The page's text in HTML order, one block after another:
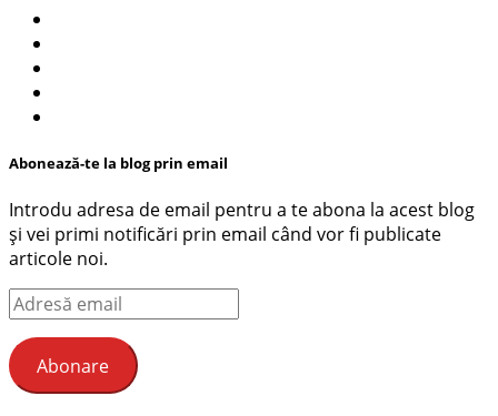
Abonează-te la blog prin email
Introdu adresa de email pentru a te abona la acest blog
și vei primi notificări prin email când vor fi publicate
articole noi.
Adresă
email
Abonare